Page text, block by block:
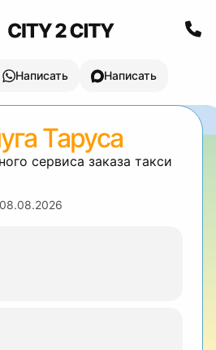
Написать Написать
Таруса
сервиса заказа такси
08.08.2026